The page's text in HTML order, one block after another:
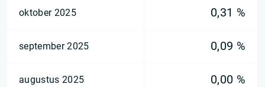
oktober 2025 0,31 %
september 2025 0,09 %
augustus 2025 0,00 %